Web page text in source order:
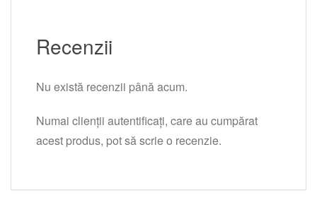
Recenzii
Nu există recenzii până acum.
Numai clienții autentificați, care au cumpărat
acest produs, pot să scrie o recenzie.